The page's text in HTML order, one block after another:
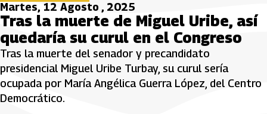
Martes, 12 Agosto , 2025
Tras la muerte de Miguel Uribe, así
quedaría su curul en el Congreso
Tras la muerte del senador y precandidato
presidencial Miguel Uribe Turbay, su curul sería
ocupada por María Angélica Guerra López, del Centro
Democrático.